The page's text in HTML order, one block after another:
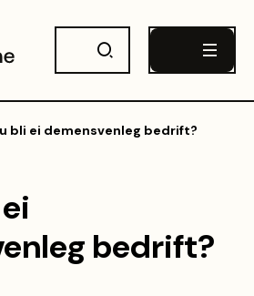
bli ei demensvenleg bedrift?
bedrift?